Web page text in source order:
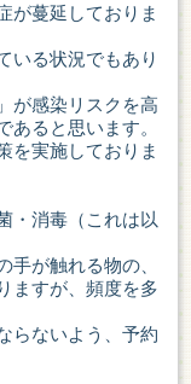
が蔓延しておりま
いる状況でもあり
が感染リスクを高
ると思います。
を実施しておりま
・消毒（これは以
手が触れる物の、
ますが、頻度を多
らないよう、予約